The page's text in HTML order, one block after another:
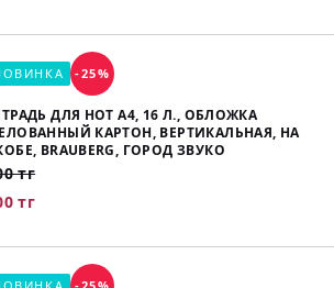
-25%
ДЛЯ НОТ А4, 16 Л., ОБЛОЖКА
КАРТОН, ВЕРТИКАЛЬНАЯ, НА
BRAUBERG, ГОРОД ЗВУКО
тг
тг